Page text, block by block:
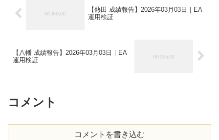
【熱田 成績報告】2026年03月03日｜EA
運用検証
【八幡 成績報告】2026年03月03日｜EA
運用検証
コメント
コメントを書き込む